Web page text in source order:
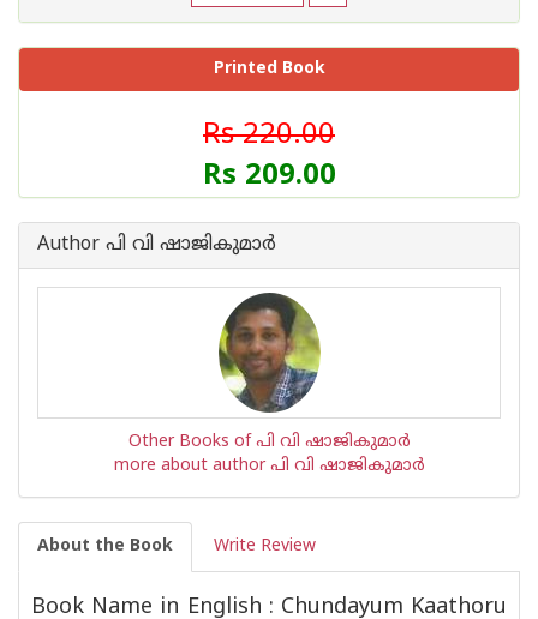
Printed Book
Rs 220.00
Rs 209.00
Author പി വി ഷാജികുമാര്‍
Other Books of പി വി ഷാജികുമാര്‍
more about author പി വി ഷാജികുമാര്‍
About the Book Write Review
Book Name in English : Chundayum Kaathoru